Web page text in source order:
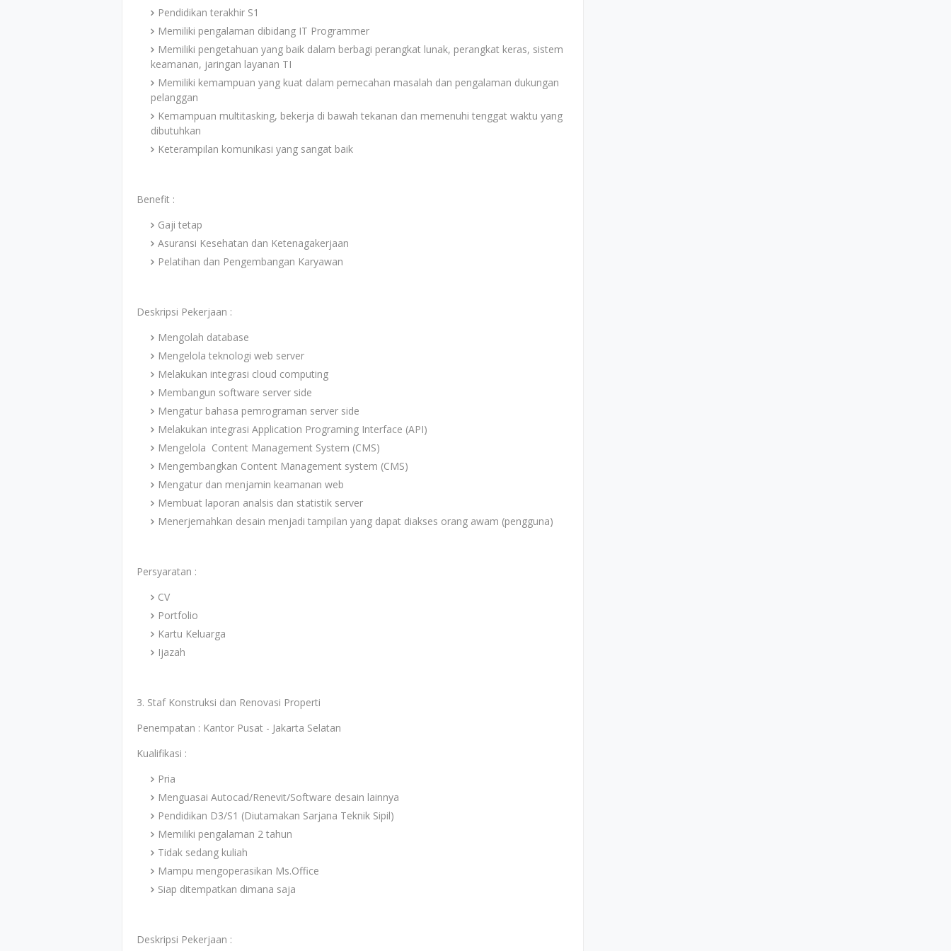
Pendidikan terakhir S1
Memiliki pengalaman dibidang IT Programmer
Memiliki pengetahuan yang baik dalam berbagi perangkat lunak, perangkat keras, sistem
keamanan, jaringan layanan TI
Memiliki kemampuan yang kuat dalam pemecahan masalah dan pengalaman dukungan
pelanggan
Kemampuan multitasking, bekerja di bawah tekanan dan memenuhi tenggat waktu yang
dibutuhkan
Keterampilan komunikasi yang sangat baik
Benefit :
Gaji tetap
Asuransi Kesehatan dan Ketenagakerjaan
Pelatihan dan Pengembangan Karyawan
Deskripsi Pekerjaan :
Mengolah database
Mengelola teknologi web server
Melakukan integrasi cloud computing
Membangun software server side
Mengatur bahasa pemrograman server side
Melakukan integrasi Application Programing Interface (API)
Mengelola Content Management System (CMS)
Mengembangkan Content Management system (CMS)
Mengatur dan menjamin keamanan web
Membuat laporan analsis dan statistik server
Menerjemahkan desain menjadi tampilan yang dapat diakses orang awam (pengguna)
Persyaratan :
CV
Portfolio
Kartu Keluarga
Ijazah
3. Staf Konstruksi dan Renovasi Properti
Penempatan : Kantor Pusat - Jakarta Selatan
Kualifikasi :
Pria
Menguasai Autocad/Renevit/Software desain lainnya
Pendidikan D3/S1 (Diutamakan Sarjana Teknik Sipil)
Memiliki pengalaman 2 tahun
Tidak sedang kuliah
Mampu mengoperasikan Ms.Office
Siap ditempatkan dimana saja
Deskripsi Pekerjaan :